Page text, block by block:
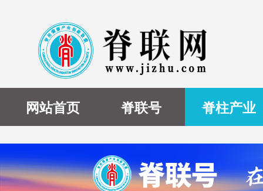
网站首页 脊联号 脊柱产业